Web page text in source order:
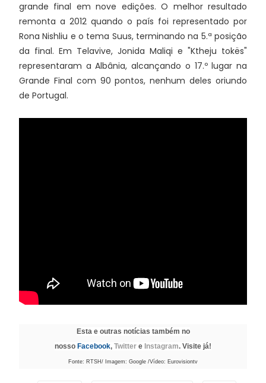
grande final em nove edições. O melhor resultado
remonta a 2012 quando o país foi representado por
Rona Nishliu e o tema Suus, terminando na 5.ª posição
da final. Em Telavive, Jonida Maliqi e "Ktheju tokës"
representaram a Albânia, alcançando o 17.º lugar na
Grande Final com 90 pontos, nenhum deles oriundo
de Portugal.
Esta e outras notícias também no
nosso Facebook, Twitter e Instagram. Visite já!
Fonte: RTSH/ Imagem: Google /Vídeo: Eurovisiontv